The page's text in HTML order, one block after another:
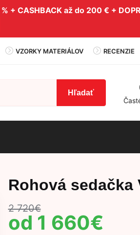
+ CASHBACK až do 200 € +
VZORKY MATERIÁLOV RECENZIE
Hľadať
Rohová sedačka
2 720€
1 660€